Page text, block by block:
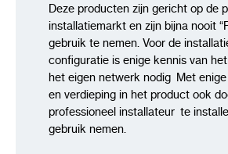
Deze producten zijn gericht op de
installatiemarkt en zijn bijna nooit
gebruik te nemen. Voor de
configuratie is enige kennis van
het eigen netwerk nodig Met
en verdieping in het product ook
professioneel installateur te
gebruik nemen.